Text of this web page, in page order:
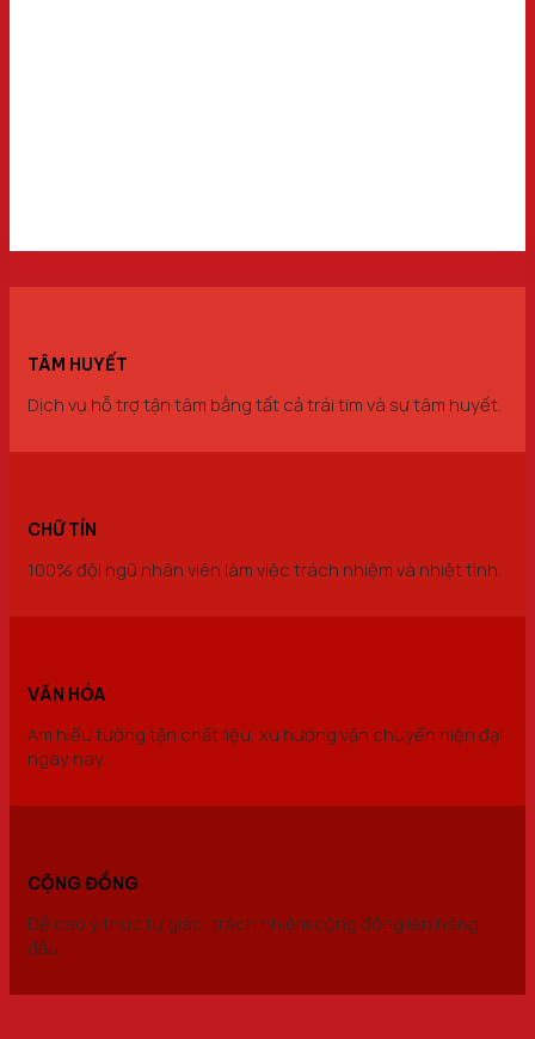
TÂM HUYẾT
Dịch vụ hỗ trợ tận tâm bằng tất cả trái tim và sự tâm huyết.
CHỮ TÍN
100% đội ngũ nhân viên làm việc trách nhiệm và nhiệt tình.
VĂN HÓA
Am hiểu tường tận chất liệu, xu hướng vận chuyển hiện đại
ngày nay.
CỘNG ĐỒNG
Đề cao ý thức tự giác, trách nhiệm cộng đồng lên hàng
đầu.